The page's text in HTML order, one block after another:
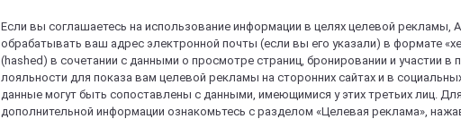
Если вы соглашаетесь на использование информации в целях целевой рекламы,
обрабатывать ваш адрес электронной почты (если вы его указали) в формате
(hashed) в сочетании с данными о просмотре страниц, бронировании и участии в
лояльности для показа вам целевой рекламы на сторонних сайтах и в
данные могут быть сопоставлены с данными, имеющимися у этих третьих лиц.
дополнительной информации ознакомьтесь с разделом «Целевая реклама»,